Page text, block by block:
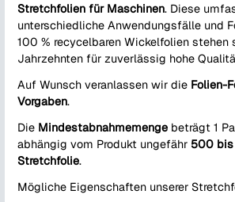
Stretchfolien für Maschinen. Diese
unterschiedliche Anwendungsfälle und
100 % recycelbaren Wickelfolien stehen
Jahrzehnten für zuverlässig hohe
Auf Wunsch veranlassen wir die Folien-
Vorgaben.
Die Mindestabnahmemenge beträgt 1
abhängig vom Produkt ungefähr 500 bis
Stretchfolie.
Mögliche Eigenschaften unserer